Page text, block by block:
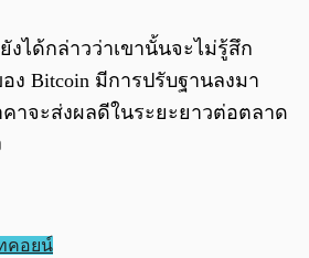
งได้กล่าวว่าเขานั้นจะไม่รู้สึก
ง Bitcoin มีการปรับฐานลงมา
คาจะส่งผลดีในระยะยาวต่อตลาด
คอยน์